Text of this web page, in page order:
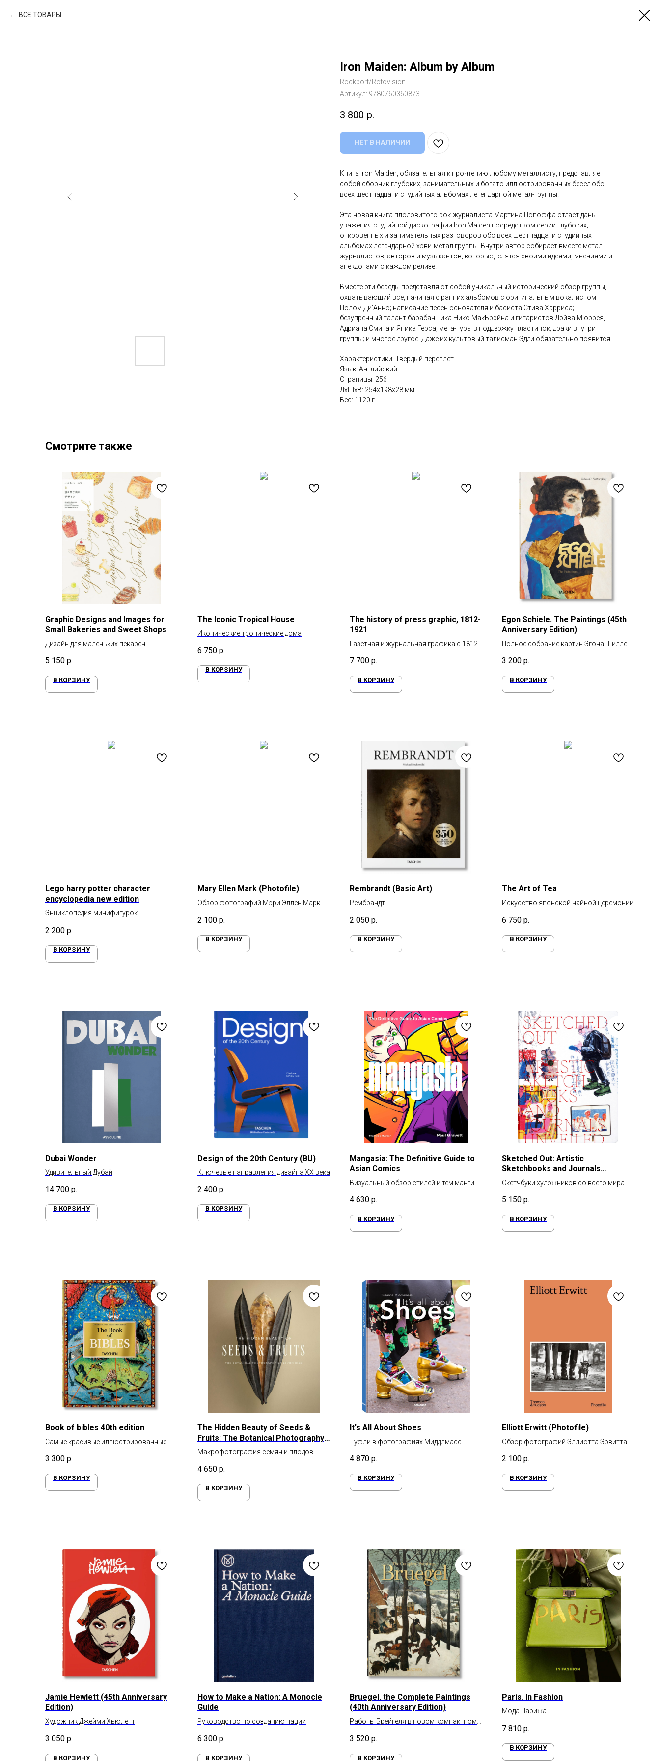
ВСЕ ТОВАРЫ
Iron Maiden: Album by Album
Rockport/Rotovision
Артикул: 9780760360873
3 800 р.
НЕТ В НАЛИЧИИ
Книга Iron Maiden, обязательная к прочтению любому металлисту, представляет
собой сборник глубоких, занимательных и богато иллюстрированных бесед обо
всех шестнадцати студийных альбомах легендарной метал-группы.
Эта новая книга плодовитого рок-журналиста Мартина Попоффа отдает дань
уважения студийной дискографии Iron Maiden посредством серии глубоких,
откровенных и занимательных разговоров обо всех шестнадцати студийных
альбомах легендарной хэви-метал группы. Внутри автор собирает вместе метал-
журналистов, авторов и музыкантов, которые делятся своими идеями, мнениями и
анекдотами о каждом релизе.
Вместе эти беседы представляют собой уникальный исторический обзор группы,
охватывающий все, начиная с ранних альбомов с оригинальным вокалистом
Полом Ди'Анно; написание песен основателя и басиста Стива Харриса;
безупречный талант барабанщика Нико МакБрэйна и гитаристов Дэйва Мюррея,
Адриана Смита и Яника Герса; мега-туры в поддержку пластинок; драки внутри
группы; и многое другое. Даже их культовый талисман Эдди обязательно появится
Характеристики: Твердый переплет
Язык: Английский
Страницы: 256
ДxШxВ: 254x198x28 мм
Вес: 1120 г
Смотрите также
Graphic Designs and Images for
Small Bakeries and Sweet Shops
Дизайн для маленьких пекарен
5 150 р.
В КОРЗИНУ
The Iconic Tropical House
Иконические тропические дома
6 750 р.
В КОРЗИНУ
The history of press graphic, 1812-
1921
Газетная и журнальная графика с 1812
7 700 р.
В КОРЗИНУ
Egon Schiele. The Paintings (45th
Anniversary Edition)
Полное собрание картин Эгона Шилле
3 200 р.
В КОРЗИНУ
Lego harry potter character
encyclopedia new edition
Энциклопедия минифигурок
2 200 р.
В КОРЗИНУ
Mary Ellen Mark (Photofile)
Обзор фотографий Мэри Эллен Марк
2 100 р.
В КОРЗИНУ
Rembrandt (Basic Art)
Рембрандт
2 050 р.
В КОРЗИНУ
The Art of Tea
Искусство японской чайной церемонии
6 750 р.
В КОРЗИНУ
Dubai Wonder
Удивительный Дубай
14 700 р.
В КОРЗИНУ
Design of the 20th Century (BU)
Ключевые направления дизайна XX века
2 400 р.
В КОРЗИНУ
Mangasia: The Definitive Guide to
Asian Comics
Визуальный обзор стилей и тем манги
4 630 р.
В КОРЗИНУ
Sketched Out: Artistic
Sketchbooks and Journals
Unveiled
Скетчбуки художников со всего мира
5 150 р.
В КОРЗИНУ
Book of bibles 40th edition
Самые красивые иллюстрированные
3 300 р.
В КОРЗИНУ
The Hidden Beauty of Seeds &
Fruits: The Botanical Photography
of Levon Biss
Макрофотография семян и плодов
4 650 р.
В КОРЗИНУ
It's All About Shoes
Туфли в фотографиях Миддлмасс
4 870 р.
В КОРЗИНУ
Elliott Erwitt (Photofile)
Обзор фотографий Эллиотта Эрвитта
2 100 р.
В КОРЗИНУ
Jamie Hewlett (45th Anniversary
Edition)
Художник Джейми Хьюлетт
3 050 р.
В КОРЗИНУ
How to Make a Nation: A Monocle
Guide
Руководство по созданию нации
6 300 р.
В КОРЗИНУ
Bruegel. the Complete Paintings
(40th Anniversary Edition)
Работы Брейгеля в новом компактном
3 520 р.
В КОРЗИНУ
Paris. In Fashion
Мода Парижа
7 810 р.
В КОРЗИНУ